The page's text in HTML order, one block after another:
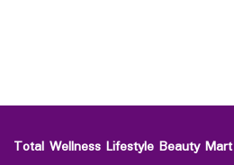
Total Wellness Lifestyle Beauty